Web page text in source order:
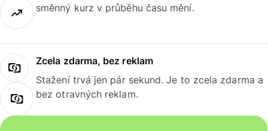
směnný kurz v průběhu času mění.
Zcela zdarma, bez reklam
Stažení trvá jen pár sekund. Je to zcela zdarma a
bez otravných reklam.